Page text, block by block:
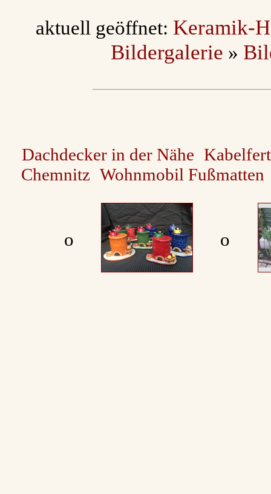
aktuell geöffnet: Keramik-
Bildergalerie »
Dachdecker in der Nähe
Chemnitz Wohnmobil Fußmatten
ο ο